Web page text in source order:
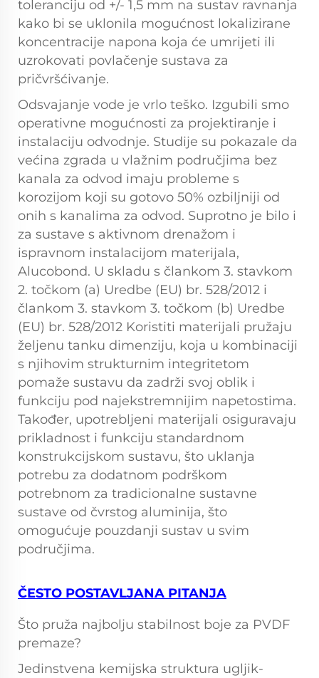
toleranciju od +/- 1,5 mm na sustav ravnanja
kako bi se uklonila mogućnost lokalizirane
koncentracije napona koja će umrijeti ili
uzrokovati povlačenje sustava za
pričvršćivanje.
Odsvajanje vode je vrlo teško. Izgubili smo
operativne mogućnosti za projektiranje i
instalaciju odvodnje. Studije su pokazale da
većina zgrada u vlažnim područjima bez
kanala za odvod imaju probleme s
korozijom koji su gotovo 50% ozbiljniji od
onih s kanalima za odvod. Suprotno je bilo i
za sustave s aktivnom drenažom i
ispravnom instalacijom materijala,
Alucobond. U skladu s člankom 3. stavkom
2. točkom (a) Uredbe (EU) br. 528/2012 i
člankom 3. stavkom 3. točkom (b) Uredbe
(EU) br. 528/2012 Koristiti materijali pružaju
željenu tanku dimenziju, koja u kombinaciji
s njihovim strukturnim integritetom
pomaže sustavu da zadrži svoj oblik i
funkciju pod najekstremnijim napetostima.
Također, upotrebljeni materijali osiguravaju
prikladnost i funkciju standardnom
konstrukcijskom sustavu, što uklanja
potrebu za dodatnom podrškom
potrebnom za tradicionalne sustavne
sustave od čvrstog aluminija, što
omogućuje pouzdanji sustav u svim
područjima.
ČESTO POSTAVLJANA PITANJA
Što pruža najbolju stabilnost boje za PVDF
premaze?
Jedinstvena kemijska struktura ugljik-